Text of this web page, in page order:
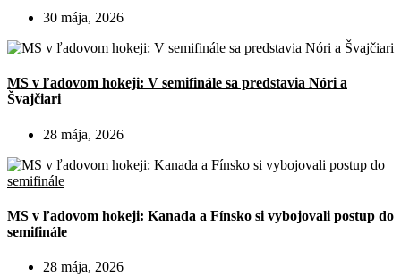
30 mája, 2026
MS v ľadovom hokeji: V semifinále sa predstavia Nóri a
Švajčiari
28 mája, 2026
MS v ľadovom hokeji: Kanada a Fínsko si vybojovali postup do
semifinále
28 mája, 2026